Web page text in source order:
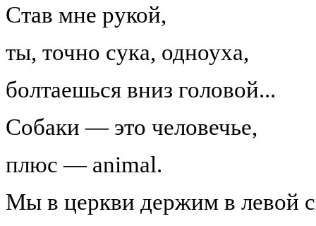
Став мне рукой,
ты, точно сука, одноуха,
болтаешься вниз головой...
Собаки — это человечье,
плюс — animal.
Мы в церкви держим в левой